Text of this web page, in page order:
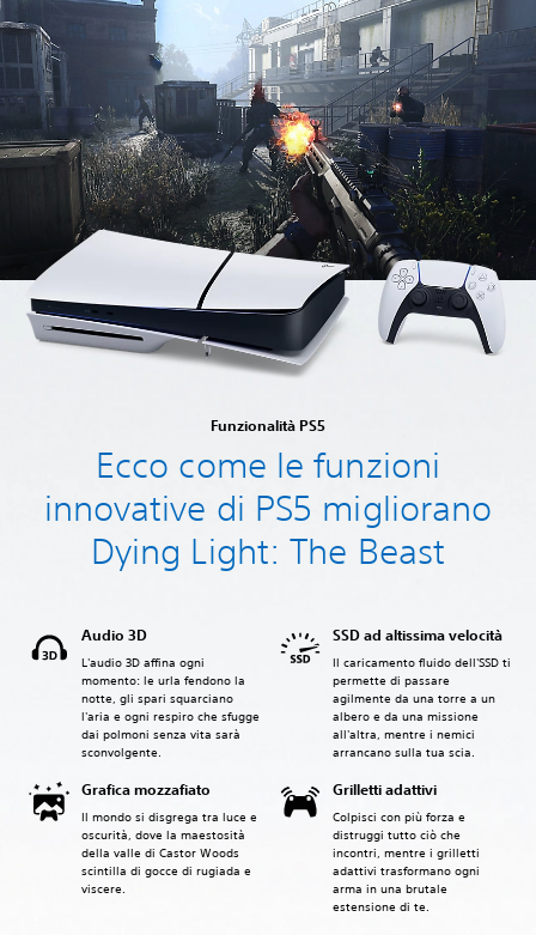
Funzionalità PS5
Ecco come le funzioni
innovative di PS5 migliorano
Dying Light: The Beast
Audio 3D
L'audio 3D affina ogni
momento: le urla fendono la
notte, gli spari squarciano
l'aria e ogni respiro che sfugge
dai polmoni senza vita sarà
sconvolgente.‎
SSD ad altissima velocità
Il caricamento fluido dell'SSD ti
permette di passare
agilmente da una torre a un
albero e da una missione
all'altra, mentre i nemici
arrancano sulla tua scia.‎
Grafica mozzafiato
Il mondo si disgrega tra luce e
oscurità, dove la maestosità
della valle di Castor Woods
scintilla di gocce di rugiada e
viscere.
Grilletti adattivi
Colpisci con più forza e
distruggi tutto ciò che
incontri, mentre i grilletti
adattivi trasformano ogni
arma in una brutale
estensione di te.‎